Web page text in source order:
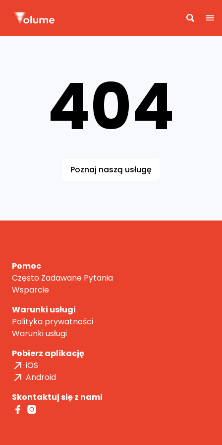
404
Poznaj naszą usługę
Pomoc
Często Zadawane Pytania
Wsparcie
Warunki usługi
Polityka prywatności
Warunki usługi
Pobierz aplikację
iOS
Android
Skontaktuj się z nami